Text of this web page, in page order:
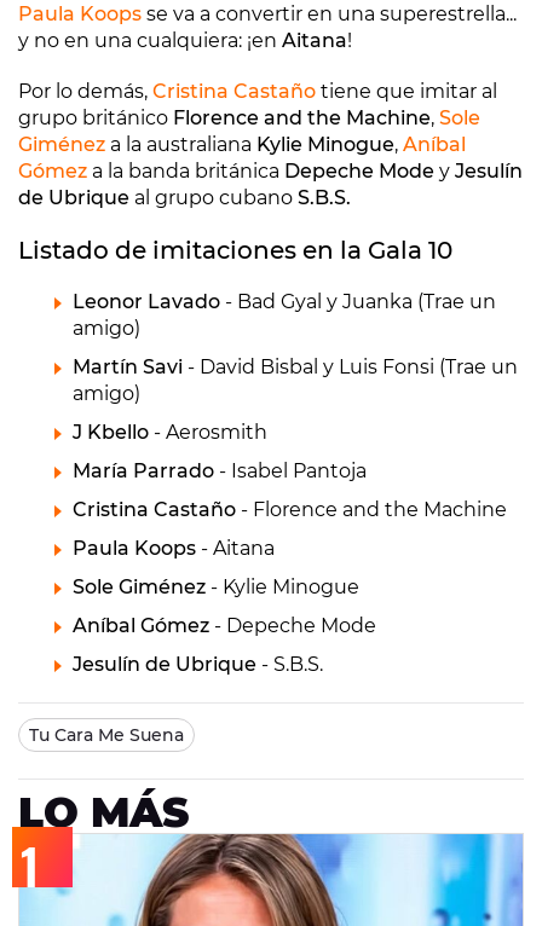
Paula Koops se va a convertir en una superestrella...
y no en una cualquiera: ¡en Aitana!
Por lo demás, Cristina Castaño tiene que imitar al
grupo británico Florence and the Machine, Sole
Giménez a la australiana Kylie Minogue, Aníbal
Gómez a la banda británica Depeche Mode y Jesulín
de Ubrique al grupo cubano S.B.S.
Listado de imitaciones en la Gala 10
Leonor Lavado - Bad Gyal y Juanka (Trae un
amigo)
Martín Savi - David Bisbal y Luis Fonsi (Trae un
amigo)
J Kbello - Aerosmith
María Parrado - Isabel Pantoja
Cristina Castaño - Florence and the Machine
Paula Koops - Aitana
Sole Giménez - Kylie Minogue
Aníbal Gómez - Depeche Mode
Jesulín de Ubrique - S.B.S.
Tu Cara Me Suena
LO MÁS